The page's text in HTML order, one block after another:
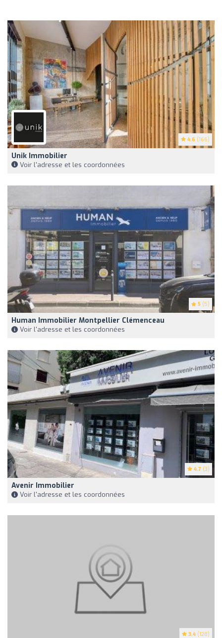
4.6 (166)
Unik Immobilier
Voir l'adresse et les coordonnées
5 (5)
Human Immobilier Montpellier Clémenceau
Voir l'adresse et les coordonnées
4.7 (3)
Avenir Immobilier
Voir l'adresse et les coordonnées
3.4 (128)